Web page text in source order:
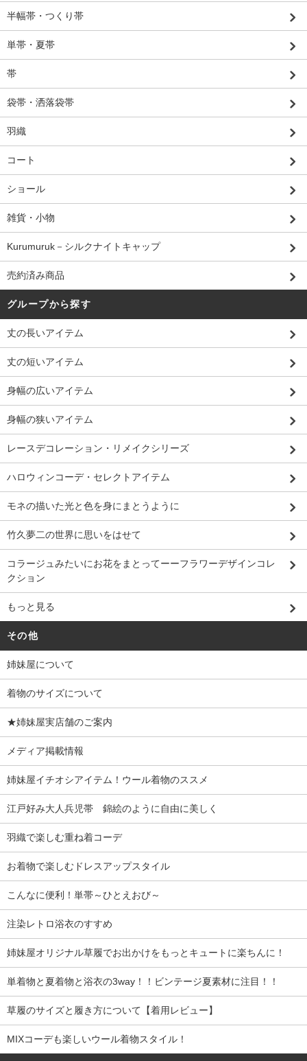
半幅帯・つくり帯
単帯・夏帯
帯
袋帯・洒落袋帯
羽織
コート
ショール
雑貨・小物
Kurumuruk－シルクナイトキャップ
売約済み商品
グループから探す
丈の長いアイテム
丈の短いアイテム
身幅の広いアイテム
身幅の狭いアイテム
レースデコレーション・リメイクシリーズ
ハロウィンコーデ・セレクトアイテム
モネの描いた光と色を身にまとうように
竹久夢二の世界に思いをはせて
コラージュみたいにお花をまとってーーフラワーデザインコレ
クション
もっと見る
その他
姉妹屋について
着物のサイズについて
★姉妹屋実店舗のご案内
メディア掲載情報
姉妹屋イチオシアイテム！ウール着物のススメ
江戸好み大人兵児帯 錦絵のように自由に美しく
羽織で楽しむ重ね着コーデ
お着物で楽しむドレスアップスタイル
こんなに便利！単帯～ひとえおび～
注染レトロ浴衣のすすめ
姉妹屋オリジナル草履でお出かけをもっとキュートに楽ちんに！
単着物と夏着物と浴衣の3way！！ビンテージ夏素材に注目！！
草履のサイズと履き方について【着用レビュー】
MIXコーデも楽しいウール着物スタイル！